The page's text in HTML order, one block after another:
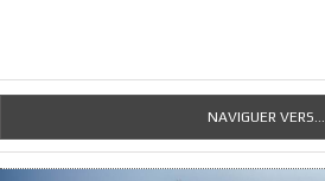
NAVIGUER VERS...